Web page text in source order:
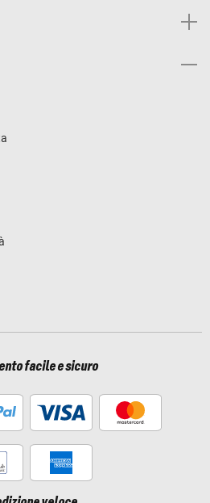
facile e sicuro